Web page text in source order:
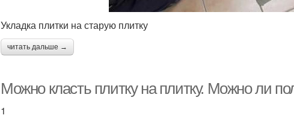
Укладка плитки на старую плитку
читать дальше →
Можно класть плитку на плитку. Можно ли
1